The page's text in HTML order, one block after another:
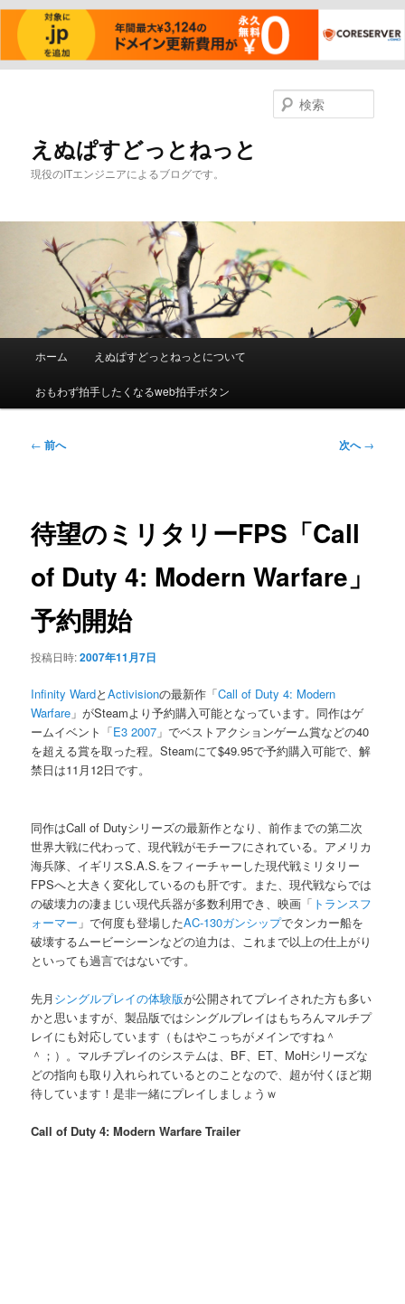
えぬぱすどっとねっと
現役のITエンジニアによるブログです。
索
メ
ホーム えぬぱすどっとねっとについて
おもわず拍手したくなるweb拍手ボタン
投
ゲ
ー
ョ
← 前へ 次へ→
待望のミリタリーFPS「Call
of Duty 4: Modern Warfare」
予約開始
投稿日時:2007年11月7日
Infinity WardとActivisionの最新作「Call of Duty 4: Modern
Warfare 」がSteamより予約購入可能となっています。同作はゲ
ームイベント「E3 2007 」でベストアクションゲーム賞などの40
を超える賞を取った程。Steamにて$49.95で予約購入可能で、解
禁日は11月12日です。
同作はCall of Dutyシリーズの最新作となり、前作までの第二次
世界大戦に代わって、現代戦がモチーフにされている。アメリカ
海兵隊、イギリスS.A.S.をフィーチャーした現代戦ミリタリー
FPSへと大きく変化しているのも肝です。また、現代戦ならでは
の破壊力の凄まじい現代兵器が多数利用でき、映画「 トランスフ
ォーマー 」で何度も登場したAC-130ガンシップでタンカー船を
破壊するムービーシーンなどの迫力は、これまで以上の仕上がり
といっても過言ではないです。
先月 シングルプレイの体験版が公開されてプレイされた方も多い
かと思いますが、製品版ではシングルプレイはもちろんマルチプ
レイにも対応しています（もはやこっちがメインですね＾
＾；）。マルチプレイのシステムは、BF、ET、MoHシリーズな
どの指向も取り入れられているとのことなので、超が付くほど期
待しています！是非一緒にプレイしましょうｗ
Call of Duty 4: Modern Warfare Trailer